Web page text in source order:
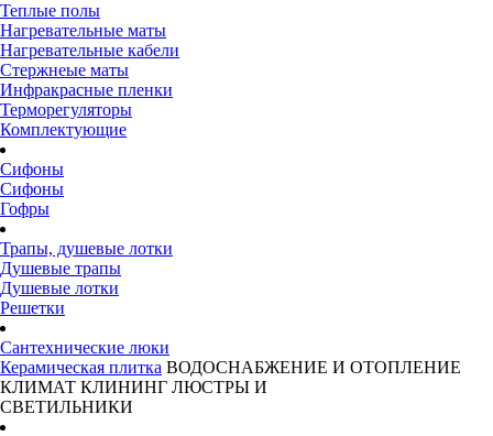
Теплые полы
Нагревательные маты
Нагревательные кабели
Стержнеые маты
Инфракрасные пленки
Терморегуляторы
Комплектующие
Сифоны
Сифоны
Гофры
Трапы, душевые лотки
Душевые трапы
Душевые лотки
Решетки
Сантехнические люки
Керамическая плитка ВОДОСНАБЖЕНИЕ И ОТОПЛЕНИЕ
КЛИМАТ КЛИНИНГ ЛЮСТРЫ И
СВЕТИЛЬНИКИ